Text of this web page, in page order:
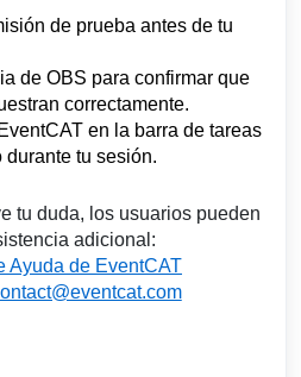
de prueba antes de tu
de OBS para confirmar que
correctamente.
en la barra de tareas
durante tu sesión.
tu duda, los usuarios pueden
adicional:
Ayuda de EventCAT